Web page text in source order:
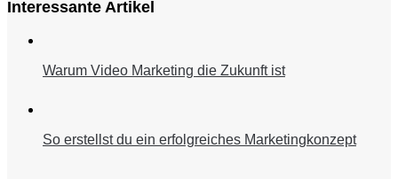
Interessante Artikel
Warum Video Marketing die Zukunft ist
So erstellst du ein erfolgreiches Marketingkonzept